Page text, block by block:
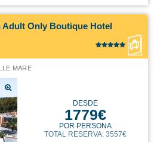
Adult Only Boutique Hotel
MARE
DESDE
1779€
POR PERSONA
TOTAL RESERVA: 3557€